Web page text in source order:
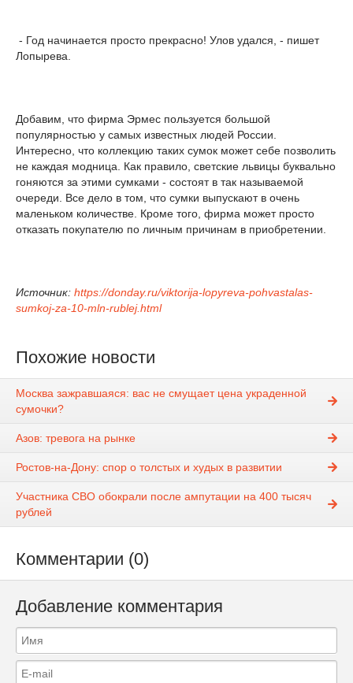
- Год начинается просто прекрасно! Улов удался, - пишет
Лопырева.
Добавим, что фирма Эрмес пользуется большой
популярностью у самых известных людей России.
Интересно, что коллекцию таких сумок может себе позволить
не каждая модница. Как правило, светские львицы буквально
гоняются за этими сумками - состоят в так называемой
очереди. Все дело в том, что сумки выпускают в очень
маленьком количестве. Кроме того, фирма может просто
отказать покупателю по личным причинам в приобретении.
Источник: https://donday.ru/viktorija-lopyreva-pohvastalas-
sumkoj-za-10-mln-rublej.html
Похожие новости
Москва зажравшаяся: вас не смущает цена украденной
сумочки?
Азов: тревога на рынке
Ростов-на-Дону: спор о толстых и худых в развитии
Участника СВО обокрали после ампутации на 400 тысяч
рублей
Комментарии (0)
Добавление комментария